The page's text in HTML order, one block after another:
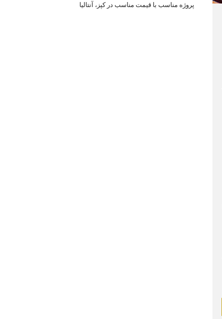
پروژه مناسب با قیمت مناسب در کپز، آنتالیا